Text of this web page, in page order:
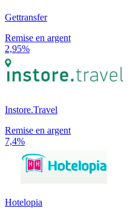
Gettransfer
Remise en argent
2,95%
Instore.Travel
Remise en argent
7,4%
Hotelopia